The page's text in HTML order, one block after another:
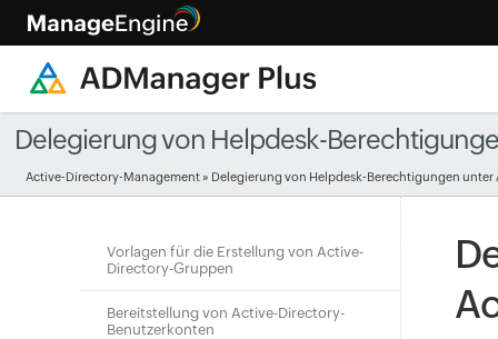
Delegierung von Helpdesk-
Active-Directory-Management » Delegierung von Helpdesk-Berechtigungen
Vorlagen für die Erstellung von Active-
Directory-Gruppen
Bereitstellung von Active-Directory-
Benutzerkonten